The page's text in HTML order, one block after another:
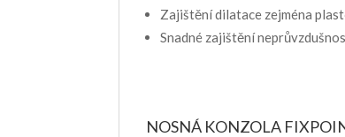
Zajištění dilatace zejména
Snadné zajištění
NOSNÁ KONZOLA